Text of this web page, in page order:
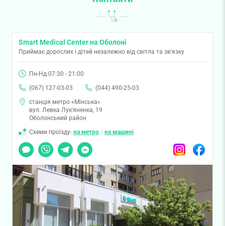
Smart Medical Center на Оболоні
Приймає дорослих і дітей незалежно від світла та зв'язку
Пн-Нд 07:30 - 21:00
(067) 127-03-03
(044) 490-25-03
станція метро «Мінська»
вул. Левка Лук'яненка, 19
Оболонський район
Схеми проїзду: на метро / на машині
Чат
Viber TelegramMessenger InstagramFacebook